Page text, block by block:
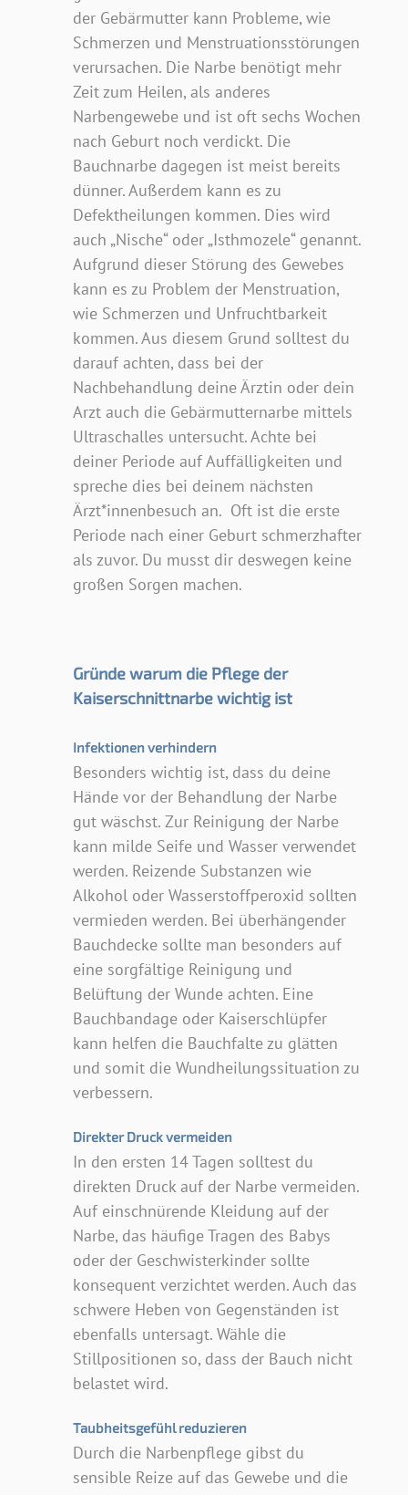
der Gebärmutter kann Probleme, wie
Schmerzen und Menstruationsstörungen
verursachen. Die Narbe benötigt mehr
Zeit zum Heilen, als anderes
Narbengewebe und ist oft sechs Wochen
nach Geburt noch verdickt. Die
Bauchnarbe dagegen ist meist bereits
dünner. Außerdem kann es zu
Defektheilungen kommen. Dies wird
auch „Nische“ oder „Isthmozele“ genannt.
Aufgrund dieser Störung des Gewebes
kann es zu Problem der Menstruation,
wie Schmerzen und Unfruchtbarkeit
kommen. Aus diesem Grund solltest du
darauf achten, dass bei der
Nachbehandlung deine Ärztin oder dein
Arzt auch die Gebärmutternarbe mittels
Ultraschalles untersucht. Achte bei
deiner Periode auf Auffälligkeiten und
spreche dies bei deinem nächsten
Ärzt*innenbesuch an. Oft ist die erste
Periode nach einer Geburt schmerzhafter
als zuvor. Du musst dir deswegen keine
großen Sorgen machen.
Gründe warum die Pflege der
Kaiserschnittnarbe wichtig ist
Infektionen verhindern
Besonders wichtig ist, dass du deine
Hände vor der Behandlung der Narbe
gut wäschst. Zur Reinigung der Narbe
kann milde Seife und Wasser verwendet
werden. Reizende Substanzen wie
Alkohol oder Wasserstoffperoxid sollten
vermieden werden. Bei überhängender
Bauchdecke sollte man besonders auf
eine sorgfältige Reinigung und
Belüftung der Wunde achten. Eine
Bauchbandage oder Kaiserschlüpfer
kann helfen die Bauchfalte zu glätten
und somit die Wundheilungssituation zu
verbessern.
Direkter Druck vermeiden
In den ersten 14 Tagen solltest du
direkten Druck auf der Narbe vermeiden.
Auf einschnürende Kleidung auf der
Narbe, das häufige Tragen des Babys
oder der Geschwisterkinder sollte
konsequent verzichtet werden. Auch das
schwere Heben von Gegenständen ist
ebenfalls untersagt. Wähle die
Stillpositionen so, dass der Bauch nicht
belastet wird.
Taubheitsgefühl reduzieren
Durch die Narbenpflege gibst du
sensible Reize auf das Gewebe und die